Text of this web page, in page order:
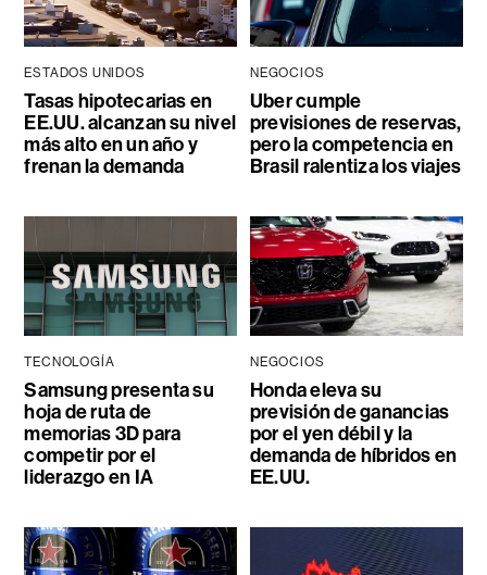
ESTADOS UNIDOS
Tasas hipotecarias en
EE.UU. alcanzan su nivel
más alto en un año y
frenan la demanda
NEGOCIOS
Uber cumple
previsiones de reservas,
pero la competencia en
Brasil ralentiza los viajes
TECNOLOGÍA
Samsung presenta su
hoja de ruta de
memorias 3D para
competir por el
liderazgo en IA
NEGOCIOS
Honda eleva su
previsión de ganancias
por el yen débil y la
demanda de híbridos en
EE.UU.